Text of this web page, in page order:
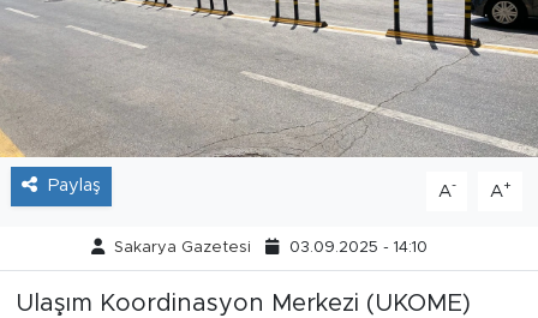
Paylaş A- A+
Sakarya Gazetesi 03.09.2025 - 14:10
Ulaşım Koordinasyon Merkezi (UKOME)
Resmi İlanlar
Söyleşi
Foto Şaka
Teknoloji
Politika